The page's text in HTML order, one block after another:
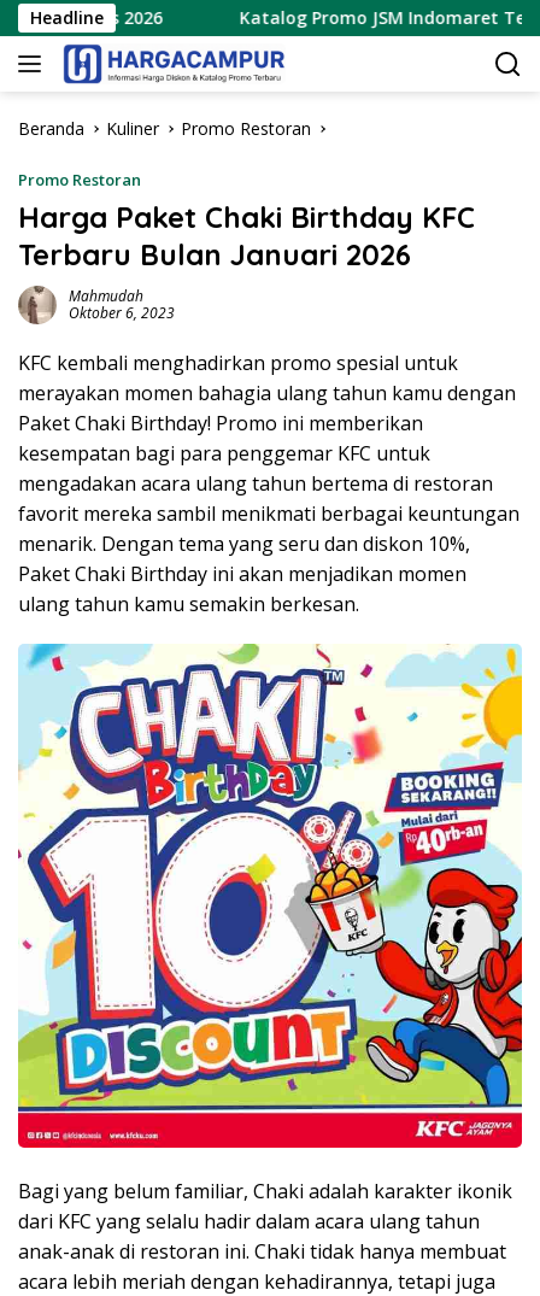
Langsung
ke
konten
Headline
2026 Katalog Promo JSM Indomaret Terbaru 7
Beranda Kuliner Promo Restoran
Promo Restoran
Harga Paket Chaki Birthday KFC
Terbaru Bulan Januari 2026
Mahmudah
Oktober 6, 2023
KFC kembali menghadirkan promo spesial untuk
merayakan momen bahagia ulang tahun kamu dengan
Paket Chaki Birthday! Promo ini memberikan
kesempatan bagi para penggemar KFC untuk
mengadakan acara ulang tahun bertema di restoran
favorit mereka sambil menikmati berbagai keuntungan
menarik. Dengan tema yang seru dan diskon 10%,
Paket Chaki Birthday ini akan menjadikan momen
ulang tahun kamu semakin berkesan.
Bagi yang belum familiar, Chaki adalah karakter ikonik
dari KFC yang selalu hadir dalam acara ulang tahun
anak-anak di restoran ini. Chaki tidak hanya membuat
acara lebih meriah dengan kehadirannya, tetapi juga